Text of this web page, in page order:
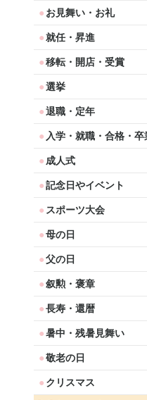
お見舞い・お礼
就任・昇進
移転・開店・受賞
選挙
退職・定年
入学・就職・合格・卒
成人式
記念日やイベント
スポーツ大会
母の日
父の日
叙勲・褒章
長寿・還暦
暑中・残暑見舞い
敬老の日
クリスマス